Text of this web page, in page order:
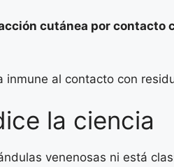
cutánea por contacto
inmune al contacto con
la ciencia
venenosas ni está